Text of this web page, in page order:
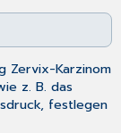
Zervix-Karzinom
z. B. das
festlegen